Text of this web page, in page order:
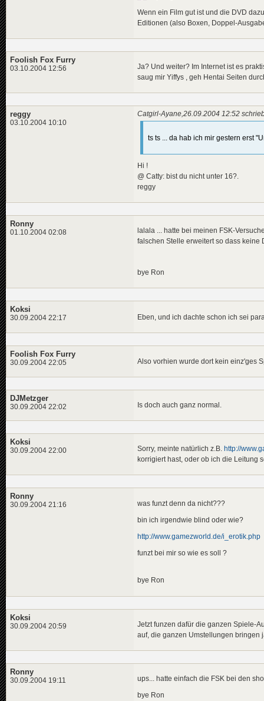
Wenn ein Film gut ist und die DVD
Editionen (also Boxen, Doppel-
Foolish Fox Furry
03.10.2004 12:56
Ja? Und weiter? Im Internet ist es
saug mir Yiffys , geh Hentai Seiten
reggy
03.10.2004 10:10
Catgirl-Ayane,26.09.2004 12:52
ts ts ... da hab ich mir gestern erst
Hi !
@ Catty: bist du nicht unter 16?.
reggy
Ronny
01.10.2004 02:08
lalala ... hatte bei meinen FSK-
falschen Stelle erweitert so dass keine
bye Ron
Koksi
30.09.2004 22:17 Eben, und ich dachte schon ich sei
Foolish Fox Furry
30.09.2004 22:05 Also vorhien wurde dort kein einz'ges
DJMetzger
30.09.2004 22:02 Is doch auch ganz normal.
Koksi
30.09.2004 22:00 Sorry, meinte natürlich z.B. http://
korrigiert hast, oder ob ich die Leitung
Ronny
30.09.2004 21:16 was funzt denn da nicht???
bin ich irgendwie blind oder wie?
http://www.gamezworld.de/i_erotik.php
funzt bei mir so wie es soll ?
bye Ron
Koksi
30.09.2004 20:59
Jetzt funzen dafür die ganzen Spiele-
auf, die ganzen Umstellungen bringen
Ronny
30.09.2004 19:11 ups... hatte einfach die FSK bei den
bye Ron